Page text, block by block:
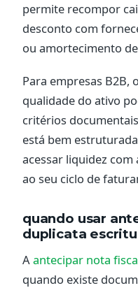
permite recompor
desconto com
ou amortecimento
Para empresas B2B,
qualidade do ativo
critérios
está bem
acessar liquidez
ao seu ciclo de
quando usar
duplicata
A antecipar nota
quando existe